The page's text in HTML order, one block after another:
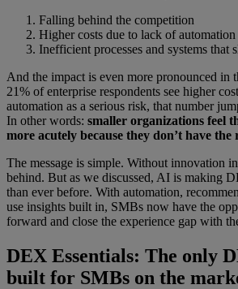
Falling behind the competition
Higher costs due to lack of automation
Inefficient processes and systems that
And the impact is even more pronounced in
21% of enterprise respondents see higher
automation as a serious risk, that number
In other words: smaller organizations feel
more acutely because they don’t have
The message is simple. Without innovation
behind. But as we discussed, AI is making
than ever before. With automation,
use insights built in, SMBs now have the
forward and close the experience gap with
DEX Essentials: The only
built for SMBs on the